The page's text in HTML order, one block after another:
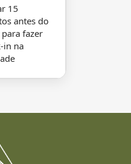
15
antes do
fazer
in na